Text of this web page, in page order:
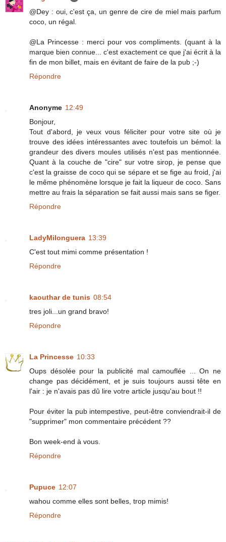
@Dey : oui, c'est ça, un genre de cire de miel mais parfum
coco, un régal.
@La Princesse : merci pour vos compliments. (quant à la
marque bien connue... c'est exactement ce que j'ai écrit à la
fin de mon billet, mais en évitant de faire de la pub ;-)
Répondre
Anonyme 12:49
Bonjour,
Tout d'abord, je veux vous féliciter pour votre site où je
trouve des idées intéressantes avec toutefois un bémol: la
grandeur des divers moules utilisés n'est pas mentionnée.
Quant à la couche de "cire" sur votre sirop, je pense que
c'est la graisse de coco qui se sépare et se fige au froid, j'ai
le même phénomène lorsque je fait la liqueur de coco. Sans
mettre au frais la séparation se fait aussi mais sans se figer.
Répondre
LadyMilonguera 13:39
C'est tout mimi comme présentation !
Répondre
kaouthar de tunis 08:54
tres joli...un grand bravo!
Répondre
La Princesse 10:33
Oups désolée pour la publicité mal camouflée ... On ne
change pas décidément, et je suis toujours aussi tête en
l'air : je n'avais pas dû lire votre article jusqu'au bout !!
Pour éviter la pub intempestive, peut-être conviendrait-il de
"supprimer" mon commentaire précédent ??
Bon week-end à vous.
Répondre
Pupuce 12:07
wahou comme elles sont belles, trop mimis!
Répondre